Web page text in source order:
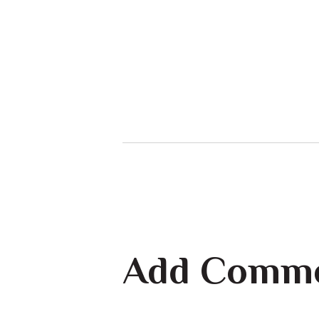
Add